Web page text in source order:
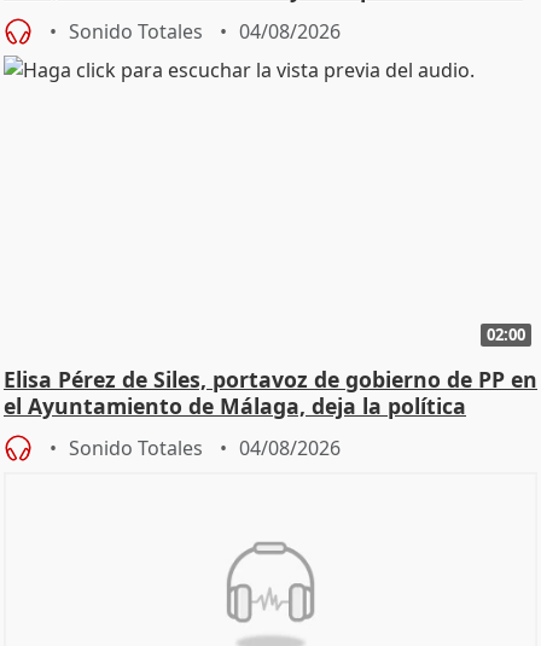
Sonido Totales 04/08/2026
02:00
Elisa Pérez de Siles, portavoz de gobierno de PP en
el Ayuntamiento de Málaga, deja la política
Sonido Totales 04/08/2026